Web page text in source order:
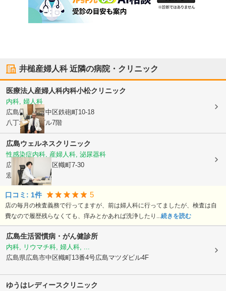
井槌産婦人科近隣の病院・クリニック
医療法人産婦人科内科小松クリニック
内科, 婦人科
広島県広島市中区鉄砲町10-18
八丁堀栗村ビル7階
広島ウェルネスクリニック
性感染症内科, 産婦人科, 泌尿器科
広島県広島市中区幟町7-30
宏和8 4階
口コミ: 1件 5
店の毎月の検査義務で行ってますが、前は婦人科に行ってましたが、検査は自
費なので履歴残らなくても、痒みとかあれば洗浄したり... 続きを読む
広島生活習慣病・がん健診所
内科, リウマチ科, 婦人科, ...
広島県広島市中区幟町13番4号広島マツダビル4F
ゆうはレディースクリニック